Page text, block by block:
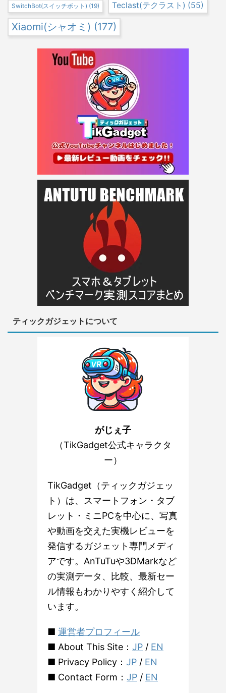
SwitchBot(スイッチボット) (19) Teclast(テクラスト) (55)
Xiaomi(シャオミ) (177)
ティックガジェットについて
がじぇ子
（TikGadget公式キャラクタ
ー）
TikGadget（ティックガジェッ
ト）は、スマートフォン・タブ
レット・ミニPCを中心に、写真
や動画を交えた実機レビューを
発信するガジェット専門メディ
アです。AnTuTuや3DMarkなど
の実測データ、比較、最新セー
ル情報もわかりやすく紹介して
います。
■ 運営者プロフィール
■ About This Site： JP / EN
■ Privacy Policy： JP / EN
■ Contact Form： JP / EN